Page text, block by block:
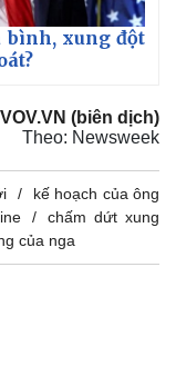
bình, xung đột
(biên dịch)
Theo: Newsweek
kế hoạch của ông
chấm dứt xung
của nga